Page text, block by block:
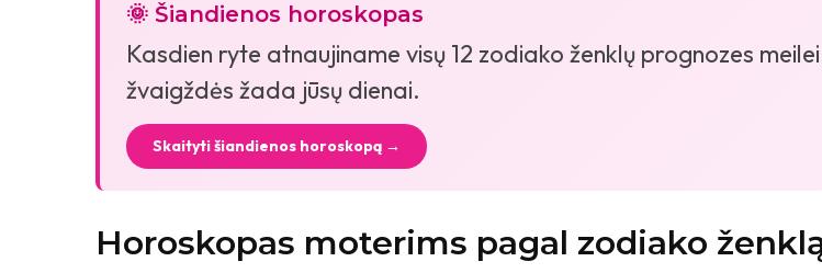
🌞 Šiandienos horoskopas
Kasdien ryte atnaujiname visų 12 zodiako ženklų prognozes
žvaigždės žada jūsų dienai.
Skaityti šiandienos horoskopą →
Horoskopas moterims pagal zodiako